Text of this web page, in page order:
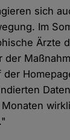
sich
Im
Ärzte
der
der